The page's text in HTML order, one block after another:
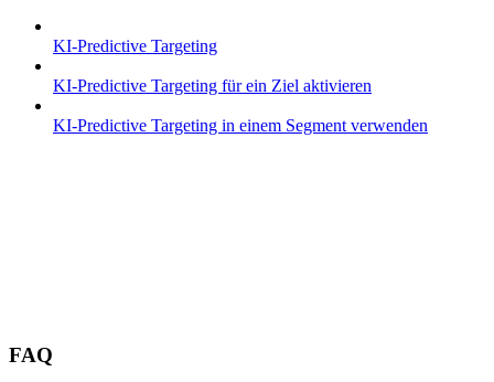
KI-Predictive Targeting
KI-Predictive Targeting für ein Ziel aktivieren
KI-Predictive Targeting in einem Segment verwenden
FAQ